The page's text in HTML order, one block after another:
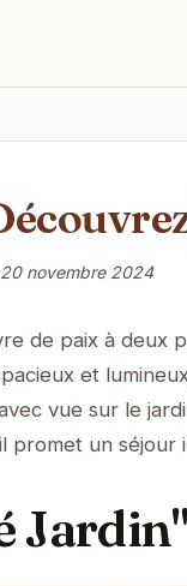
20 novembre 2024
de paix à deux
et
vue sur le
promet un séjour